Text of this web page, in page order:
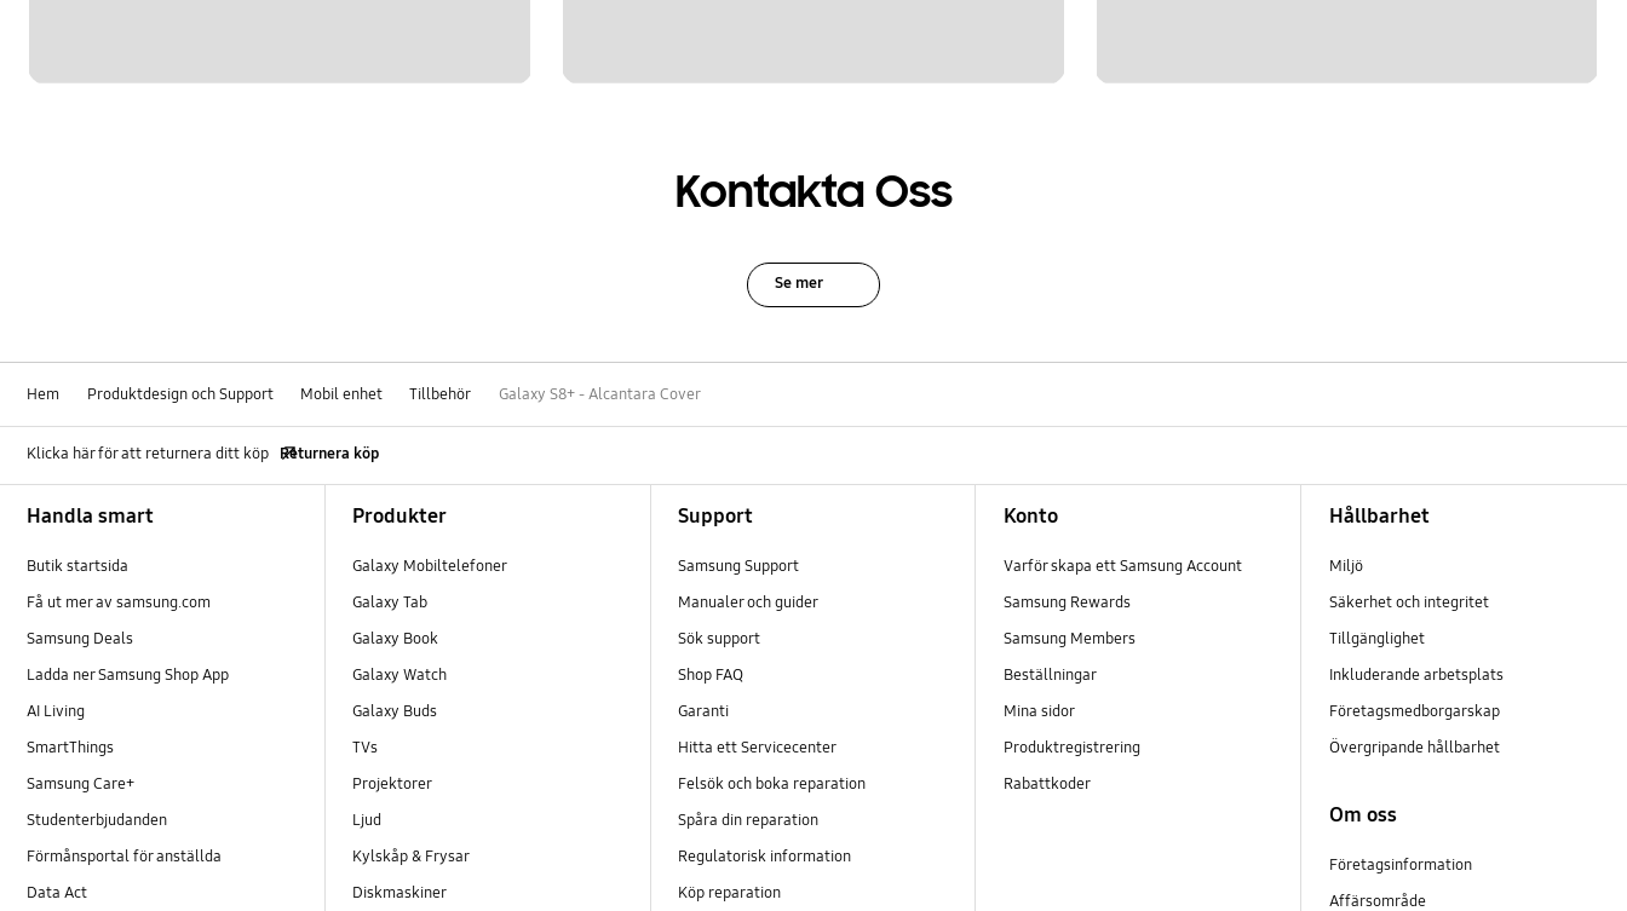
Kontakta Oss
Se mer
Hem Produktdesign och Support Mobil enhet Tillbehör Galaxy S8+ - Alcantara Cover
Klicka här för att returnera ditt köp Returnera köp
Handla smart
Butik startsida
Få ut mer av samsung.com
Samsung Deals
Ladda ner Samsung Shop App
AI Living
SmartThings
Samsung Care+
Studenterbjudanden
Förmånsportal för anställda
Data Act
Produkter
Galaxy Mobiltelefoner
Galaxy Tab
Galaxy Book
Galaxy Watch
Galaxy Buds
TVs
Projektorer
Ljud
Kylskåp & Frysar
Diskmaskiner
Support
Samsung Support
Manualer och guider
Sök support
Shop FAQ
Garanti
Hitta ett Servicecenter
Felsök och boka reparation
Spåra din reparation
Regulatorisk information
Köp reparation
Konto
Varför skapa ett Samsung Account
Samsung Rewards
Samsung Members
Beställningar
Mina sidor
Produktregistrering
Rabattkoder
Hållbarhet
Miljö
Säkerhet och integritet
Tillgänglighet
Inkluderande arbetsplats
Företagsmedborgarskap
Övergripande hållbarhet
Om oss
Företagsinformation
Affärsområde